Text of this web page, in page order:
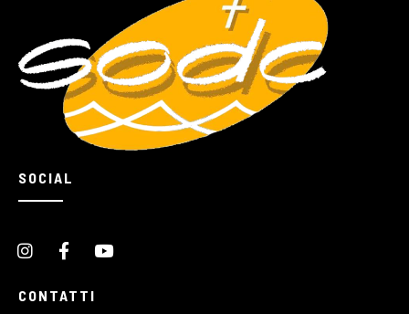
SOCIAL
CONTATTI